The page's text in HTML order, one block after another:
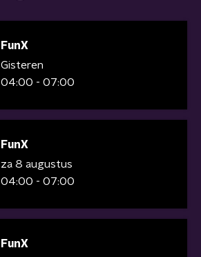
FunX
Gisteren
04:00 - 07:00
FunX
za 8 augustus
04:00 - 07:00
FunX